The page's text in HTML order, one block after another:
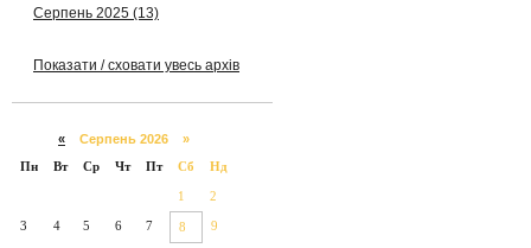
Серпень 2025 (13)
Показати / сховати увесь архів
« Серпень 2026 »
Пн
Вт Ср Чт Пт Сб Нд
1 2
3 4 5 6 7 8 9